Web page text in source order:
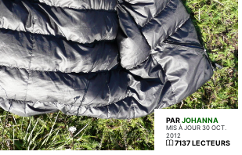
PARJOHANNA
MIS À JOUR 30 OCT.
2012
7137 LECTEURS